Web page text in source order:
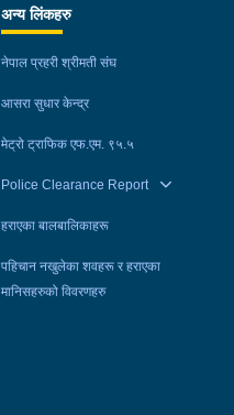
अन्य लिंकहरु
नेपाल प्रहरी श्रीमती संघ
आसरा सुधार केन्द्र
मेट्रो ट्राफिक एफ.एम. ९५.५
Police Clearance Report
हराएका बालबालिकाहरू
पहिचान नखुलेका शवहरू र हराएका
मानिसहरुको विवरणहरु